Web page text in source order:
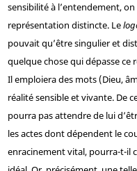
sensibilité à l’entendement,
représentation distincte. Le
pouvait qu’être singulier et
quelque chose qui dépasse ce
Il emploiera des mots (Dieu,
réalité sensible et vivante. De
pourra pas attendre de lui
les actes dont dépendent le
enracinement vital, pourra-t-il